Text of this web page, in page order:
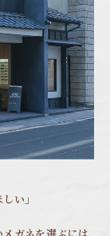
い」